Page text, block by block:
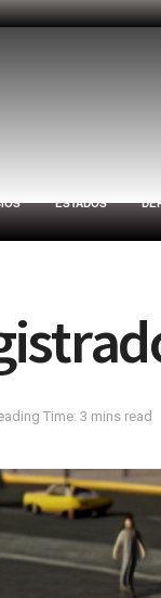
ESTADOS
Time: 3 mins read